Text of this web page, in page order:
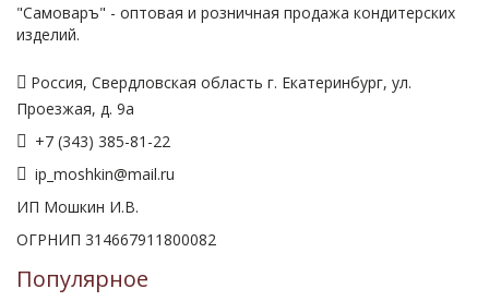
"Самоваръ" - оптовая и розничная продажа кондитерских
изделий.
Россия, Свердловская область г. Екатеринбург, ул.
Проезжая, д. 9а
+7 (343) 385-81-22
ip_moshkin@mail.ru
ИП Мошкин И.В.
ОГРНИП 314667911800082
Популярное